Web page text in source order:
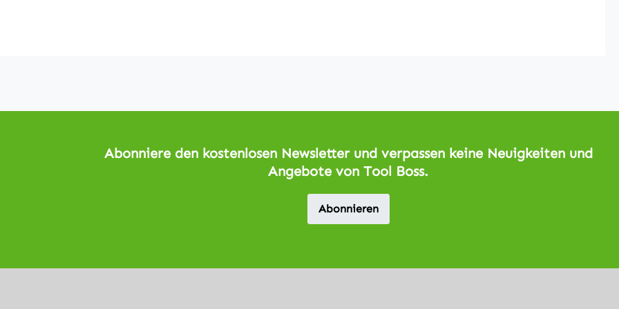
Abonniere den kostenlosen Newsletter und verpassen keine Neuigkeiten und
Angebote von Tool Boss.
Abonnieren